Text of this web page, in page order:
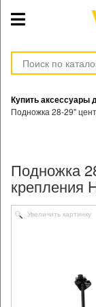
Купить аксессуары
Подножка 28-29''
Подножка 28-29'' центрального
крепления
Увеличить картинку